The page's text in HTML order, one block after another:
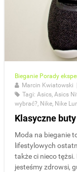
Bieganie Porady
Marcin Kwiatowski |
Tagi: Asics Asics
wybrać? Nike Nike
Klasyczne
Moda na bieganie
lifestylowych
także ci nieco
jesteśmy zdrowsi,